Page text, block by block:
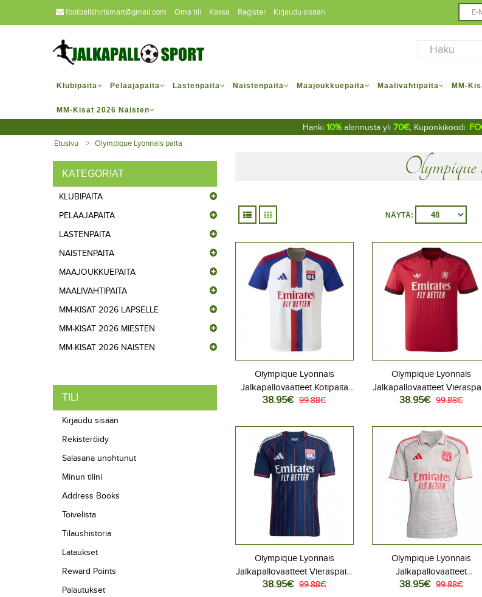
footballshirtsmart@gmail.com Oma tili Kassa Register Kirjaudu sisään
Klubipaita Pelaajapaita Lastenpaita Naistenpaita Maajoukkuepaita Maalivahtipaita MM-
MM-Kisat 2026 Naisten
Hanki 10% alennusta yli 70€, Kuponkikoodi:
Etusivu Olympique Lyonnais paita
KATEGORIAT
KLUBIPAITA
PELAAJAPAITA
LASTENPAITA
NAISTENPAITA
MAAJOUKKUEPAITA
MAALIVAHTIPAITA
MM-KISAT 2026 LAPSELLE
MM-KISAT 2026 MIESTEN
MM-KISAT 2026 NAISTEN
TILI
Kirjaudu sisään
Rekisteröidy
Salasana unohtunut
Minun tilini
Address Books
Toivelista
Tilaushistoria
Lataukset
Reward Points
Palautukset
NÄYTÄ:
Olympique Lyonnais
Jalkapallovaatteet Kotipaita
2026-27 Lyhythihainen
38.95€ 99.88€
Olympique Lyonnais
Jalkapallovaatteet
2026-27 Lyhythihainen
38.95€ 99.88€
Olympique Lyonnais
Jalkapallovaatteet Vieraspaita
2025-26 Lyhythihainen
38.95€ 99.88€
Olympique Lyonnais
Jalkapallovaatteet
Kolmaspaita 2025-26
38.95€ 99.88€